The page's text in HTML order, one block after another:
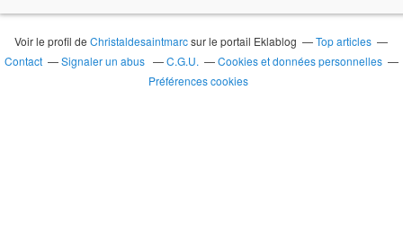
Voir le profil deChristaldesaintmarcsur le portail Eklablog
Top articles
Contact
Signaler un abus C.G.U.
Cookies et données personnelles
Préférences cookies